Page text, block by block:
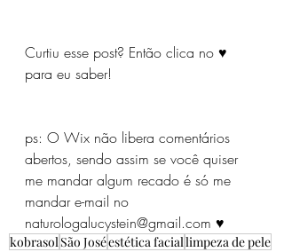
Curtiu esse post? Então clica no ♥
para eu saber!
ps: O Wix não libera comentários
abertos, sendo assim se você quiser
me mandar algum recado é só me
mandar e-mail no
naturologalucystein@gmail.com ♥
kobrasolSão Joséestética faciallimpeza de pele